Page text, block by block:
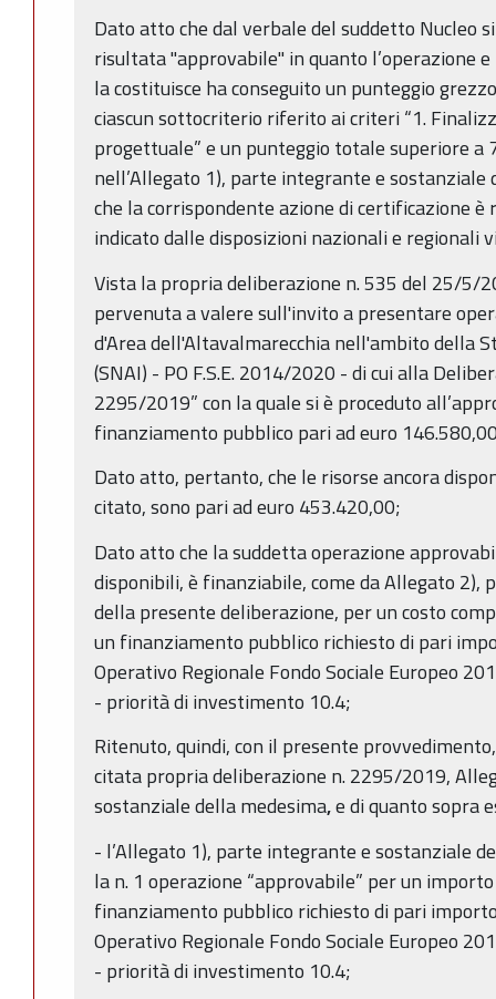
Dato atto che dal verbale del suddetto Nucleo
risultata "approvabile" in quanto l’operazione
la costituisce ha conseguito un punteggio
ciascun sottocriterio riferito ai criteri “1.
progettuale” e un punteggio totale superiore
nell’Allegato 1), parte integrante e
che la corrispondente azione di certificazione
indicato dalle disposizioni nazionali e regionali
Vista la propria deliberazione n. 535 del 25/5/
pervenuta a valere sull'invito a presentare
d'Area dell'Altavalmarecchia nell'ambito della
(SNAI) - PO F.S.E. 2014/2020 - di cui alla
2295/2019” con la quale si è proceduto
finanziamento pubblico pari ad euro
Dato atto, pertanto, che le risorse ancora
citato, sono pari ad euro 453.420,00;
Dato atto che la suddetta operazione
disponibili, è finanziabile, come da Allegato
della presente deliberazione, per un costo
un finanziamento pubblico richiesto di pari
Operativo Regionale Fondo Sociale Europeo
- priorità di investimento 10.4;
Ritenuto, quindi, con il presente
citata propria deliberazione n. 2295/2019,
sostanziale della medesima,e di quanto sopra
- l’Allegato 1), parte integrante e sostanziale
la n. 1 operazione “approvabile” per un
finanziamento pubblico richiesto di pari
Operativo Regionale Fondo Sociale Europeo
- priorità di investimento 10.4;